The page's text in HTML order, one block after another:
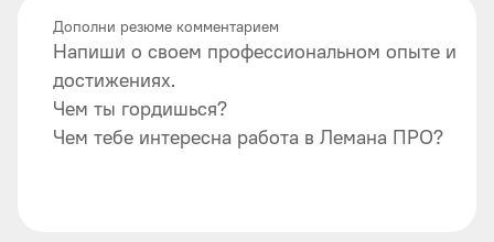
Напиши о своем профессиональном опыте и
достижениях.
Чем ты гордишься?
Чем тебе интересна работа в Лемана ПРО?
Дополни резюме комментарием